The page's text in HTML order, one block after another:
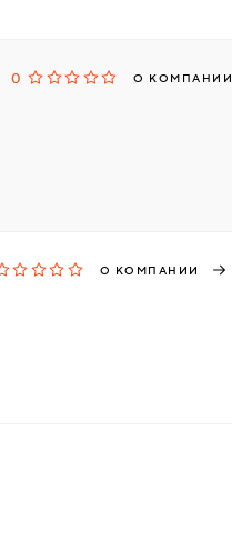
0 О КОМПАНИИ
О КОМПАНИИ